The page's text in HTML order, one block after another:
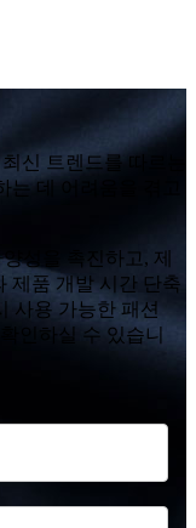
신 트렌드를 따르는
는 데 어려움을 겪고
성을 촉진하고, 제
제품 개발 시간 단축
사용 가능한 패션
인하실 수 있습니